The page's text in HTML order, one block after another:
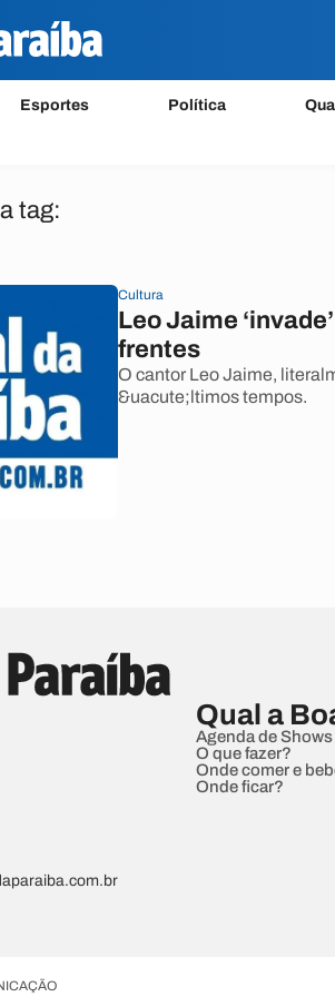
Esportes Política
tag:
Cultura
Leo Jaime
frentes
O cantor Leo Jaime,
&uacute;ltimos tempos.
Qual a
Agenda de Shows
O que fazer?
Onde comer e
Onde ficar?